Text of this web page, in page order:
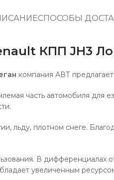
СПОСОБЫ
КПП JH3
компания АВТ
часть автомобиля для
льду, плотном снеге.
В дифференциалах
увеличенным